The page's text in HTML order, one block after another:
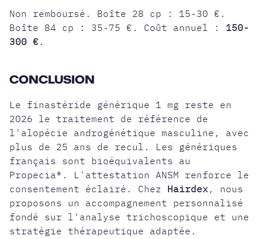
Non remboursé. Boîte 28 cp : 15-30 €.
Boîte 84 cp : 35-75 €. Coût annuel : 150-
300 € .
CONCLUSION
Le finastéride générique 1 mg reste en
2026 le traitement de référence de
l'alopécie androgénétique masculine, avec
plus de 25 ans de recul. Les génériques
français sont bioéquivalents au
Propecia®. L'attestation ANSM renforce le
consentement éclairé. Chez Hairdex , nous
proposons un accompagnement personnalisé
fondé sur l'analyse trichoscopique et une
stratégie thérapeutique adaptée.